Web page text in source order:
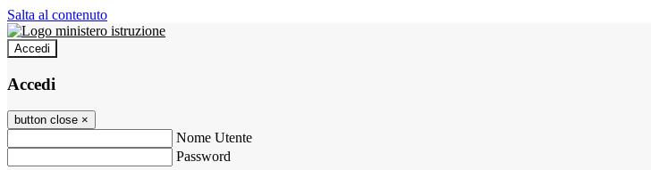
Salta al contenuto
Accedi
Accedi
button close ×
Nome Utente
Password